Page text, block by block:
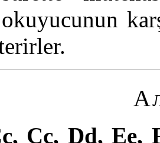
Çç, Dd,